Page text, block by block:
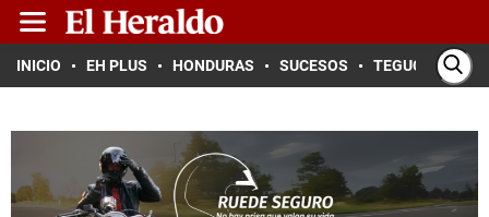
INICIO EH PLUS HONDURAS SUCESOS TEGUCIGALPA